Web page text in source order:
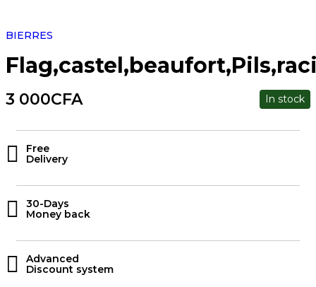
BIERRES
3 000CFA In stock
Free
Delivery
30-Days
Money back
Advanced
Discount system